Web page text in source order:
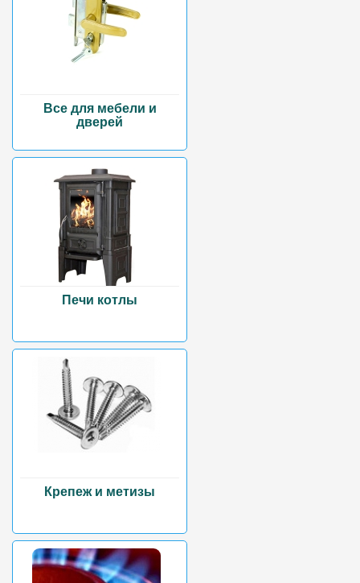
Все для мебели и
дверей
Печи котлы
Крепеж и метизы